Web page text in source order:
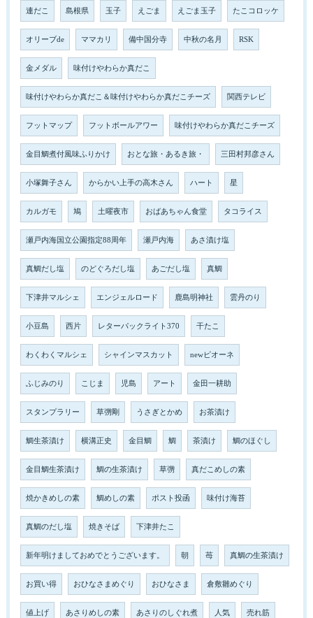
連だこ 島根県 玉子 えごま えごま玉子 たこコロッケ
オリーブde ママカリ 備中国分寺 中秋の名月 RSK
金メダル 味付けやわらか真だこ
味付けやわらか真だこ＆味付けやわらか真だこチーズ 関西テレビ
フットマップ フットボールアワー 味付けやわらか真だこチーズ
金目鯛煮付風味ふりかけ おとな旅・あるき旅・ 三田村邦彦さん
小塚舞子さん からかい上手の高木さん ハート 星
カルガモ 鳩 土曜夜市 おばあちゃん食堂 タコライス
瀬戸内海国立公園指定88周年 瀬戸内海 あさ漬け塩
真鯛だし塩 のどぐろだし塩 あごだし塩 真鯛
下津井マルシェ エンジェルロード 鹿島明神社 雲丹のり
小豆島 西片 レターパックライト370 干たこ
わくわくマルシェ シャインマスカット newピオーネ
ふじみのり こじま 児島 アート 金田一耕助
スタンプラリー 草彅剛 うさぎとかめ お茶漬け
鯛生茶漬け 横溝正史 金目鯛 鯛 茶漬け 鯛のほぐし
金目鯛生茶漬け 鯛の生茶漬け 草彅 真だこめしの素
焼かきめしの素 鯛めしの素 ポスト投函 味付け海苔
真鯛のだし塩 焼きそば 下津井たこ
新年明けましておめでとうございます。 朝 苺 真鯛の生茶漬け
お買い得 おひなさまめぐり おひなさま 倉敷雛めぐり
値上げ あさりめしの素 あさりのしぐれ煮 人気 売れ筋